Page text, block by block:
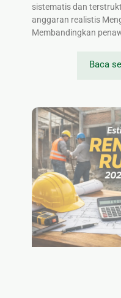
sistematis dan
anggaran realistis
Membandingkan
Baca